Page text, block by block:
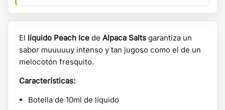
El líquido Peach Ice de Alpaca Salts garantiza un
sabor muuuuuy intenso y tan jugoso como el de un
melocotón fresquito.
Características:
Botella de 10ml de líquido